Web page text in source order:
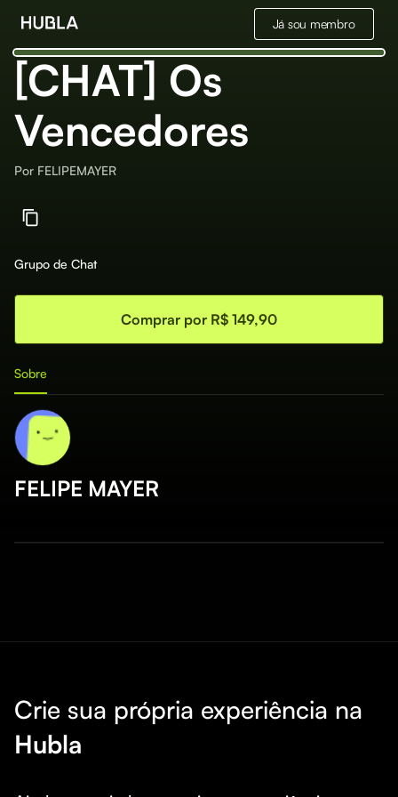
Já sou membro
[CHAT] Os
Vencedores
Por FELIPEMAYER
Grupo de Chat
Comprar por R$ 149,90
Sobre
FELIPE MAYER
Crie sua própria experiência na
Hubla